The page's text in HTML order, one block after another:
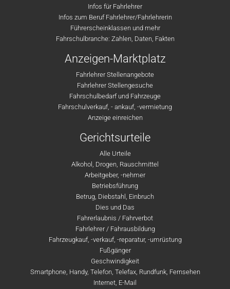
Infos für Fahrlehrer
Infos zum Beruf Fahrlehrer/Fahrlehrerin
Führerscheinklassen und mehr
Fahrschulbranche: Zahlen, Daten, Fakten
Anzeigen-Marktplatz
Fahrlehrer Stellenangebote
Fahrlehrer Stellengesuche
Fahrschulbedarf und Fahrzeuge
Fahrschulverkauf, - ankauf, -vermietung
Anzeige einreichen
Gerichtsurteile
Alle Urteile
Alkohol, Drogen, Rauschmittel
Arbeitgeber, -nehmer
Betriebsführung
Betrug, Diebstahl, Einbruch
Dies und Das
Fahrerlaubnis / Fahrverbot
Fahrlehrer / Fahrausbildung
Fahrzeugkauf, -verkauf, -reparatur, -umrüstung
Fußgänger
Geschwindigkeit
Smartphone, Handy, Telefon, Telefax, Rundfunk, Fernsehen
Internet, E-Mail